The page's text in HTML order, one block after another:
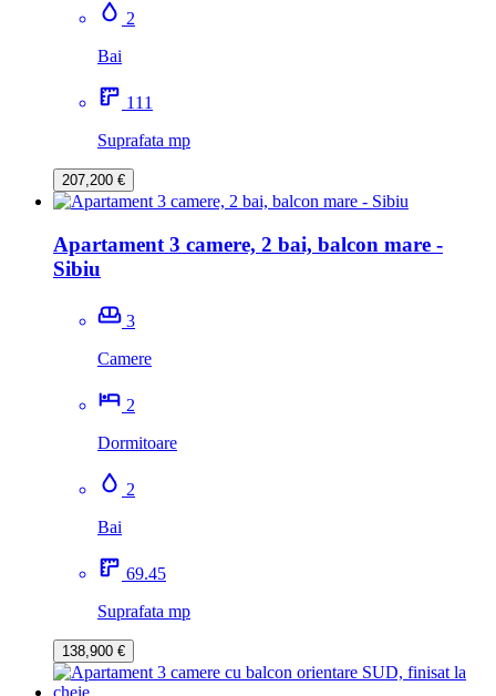
2
Bai
111
Suprafata mp
207,200 €
Apartament 3 camere, 2 bai, balcon mare -
Sibiu
3
Camere
2
Dormitoare
2
Bai
69.45
Suprafata mp
138,900 €